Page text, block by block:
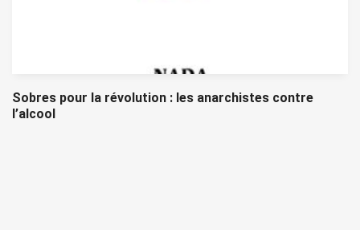
Sobres pour la révolution : les anarchistes contre
l’alcool